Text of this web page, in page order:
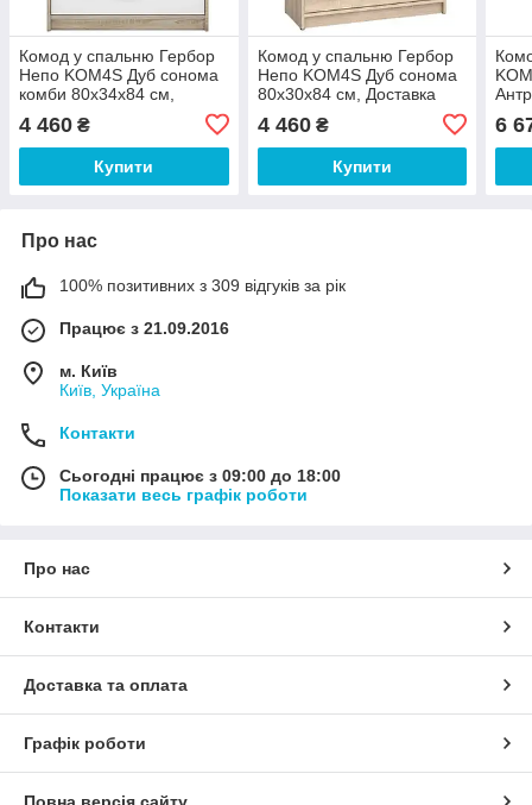
Комод у спальню Гербор
Непо KOM4S Дуб сонома
комби 80х34х84 см,
Експрес за Вашою
адресою 475 грн
4 460 ₴
Купити
Комод у спальню Гербор
Непо KOM4S Дуб сонома
80х30х84 см, Доставка
кур'єром Міст Експрес за
Вашою адресою 475 грн
4 460₴
Купити
6
Про нас
100% позитивних з 309 відгуків за рік
Працює з 21.09.2016
м. Київ
Київ, Україна
Контакти
Сьогодні працює з 09:00 до 18:00
Показати весь графік роботи
Про нас
Контакти
Доставка та оплата
Графік роботи